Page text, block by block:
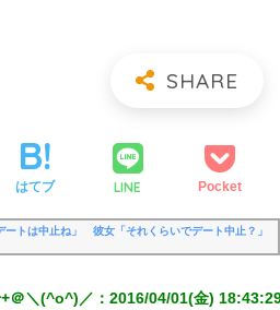
はてブ LINE Pocket
ートは中止ね」 彼女「それくらいでデート中止？」
＠＼(^o^)／ ：2016/04/01(金)